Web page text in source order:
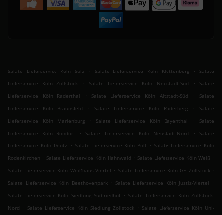
Salate Lieferservice Köln Sülz . Salate Lieferservice Köln Klettenberg .
Salate
Lieferservice Köln Zollstock
. Salate Lieferservice Köln Neustadt-Süd .
Salate
Lieferservice Köln Raderthal
. Salate Lieferservice Köln Altstadt-Süd .
Salate
Lieferservice Köln Braunsfeld
. Salate Lieferservice Köln Raderberg .
Salate
Lieferservice Köln Marienburg
. Salate Lieferservice Köln Bayenthal .
Salate
Lieferservice Köln Rondorf
. Salate Lieferservice Köln Neustadt-Nord .
Salate
Lieferservice Köln Deutz
. Salate Lieferservice Köln Poll . Salate Lieferservice Köln
Rodenkirchen . Salate Lieferservice Köln Hahnwald . Salate Lieferservice Köln Weiß .
Salate Lieferservice Köln Weißhaus-Viertel . Salate Lieferservice Köln GE Zollstock .
Salate Lieferservice Köln Beethovenpark . Salate Lieferservice Köln Justiz-Viertel
.
Salate Lieferservice Köln Siedlung Südfriedhof . Salate Lieferservice Köln Zollstock-
Nord
. Salate Lieferservice Köln Siedlung Zollstock . Salate Lieferservice Köln Uni-